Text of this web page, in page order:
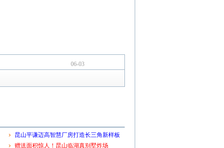
06-03
昆山平谦迈高智慧厂房打造长三角新样板
赠送面积惊人！昆山临湖真别墅炸场